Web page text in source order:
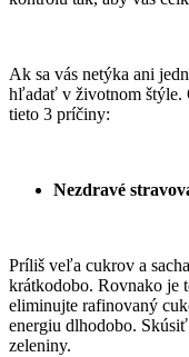
Ak sa vás netýka ani
hľadať v životnom štýle.
tieto 3 príčiny:
Nezdravé
Príliš veľa cukrov a
krátkodobo. Rovnako je
eliminujte rafinovaný
energiu dlhodobo.
zeleniny.